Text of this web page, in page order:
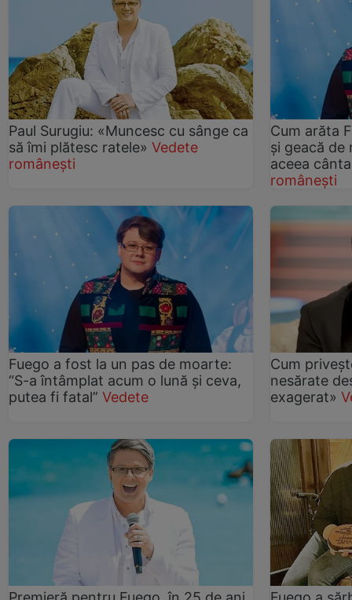
Paul Surugiu: «Muncesc cu sânge ca
să îmi plătesc ratele» Vedete
românești
Cum arăta
și geacă de
aceea
românești
Fuego a fost la un pas de moarte:
“S-a întâmplat acum o lună şi ceva,
putea fi fatal” Vedete
Cum
nesărate
exagerat»